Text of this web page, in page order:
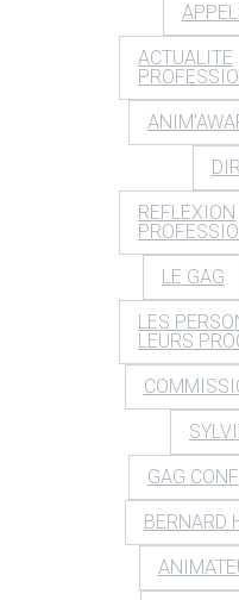
ACTUALITE
REFLEXION
LE GAG
LES
LEURS
GAG CONF
BERNARD